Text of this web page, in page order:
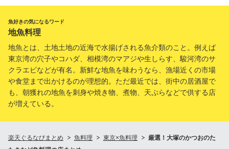
魚好きの気になるワード
地魚料理
地魚とは、土地土地の近海で水揚げされる魚介類のこと。例えば
東京湾の穴子やコハダ、相模湾のマアジや生しらす、駿河湾のサ
クラエビなどが有名。新鮮な地魚を味わうなら、漁場近くの市場
や食堂まで出かけるのが理想的。ただ最近では、街中の居酒屋で
も、朝獲れの地魚を刺身や焼き物、煮物、天ぷらなどで供する店
が増えている。
楽天ぐるなびまとめ 魚料理 東京×魚料理
厳選！大塚のかつおのた